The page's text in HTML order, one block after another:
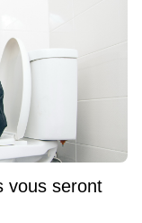
vous seront